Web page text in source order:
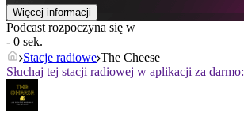
Więcej informacji
Podcast rozpoczyna się w
- 0 sek.
Stacje radiowe The Cheese
Słuchaj tej stacji radiowej w aplikacji za darmo: